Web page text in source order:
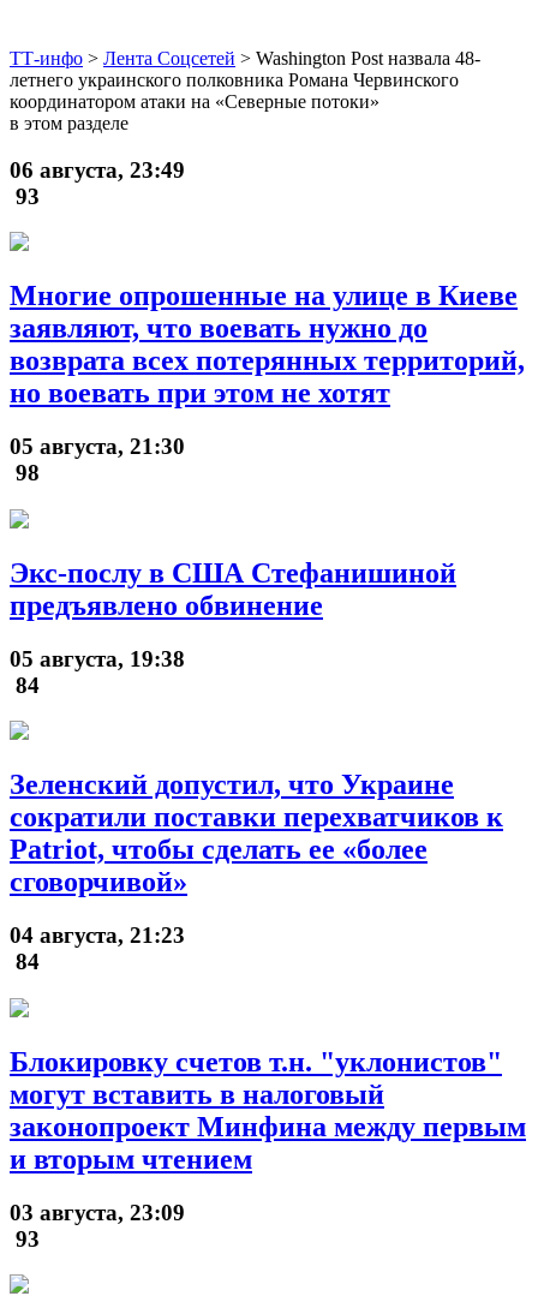
ТТ-инфо > Лента Соцсетей > Washington Post назвала 48-
летнего украинского полковника Романа Червинского
координатором атаки на «Северные потоки»
в этом разделе
06 августа, 23:49
93
Многие опрошенные на улице в Киеве
заявляют, что воевать нужно до
возврата всех потерянных территорий,
но воевать при этом не хотят
05 августа, 21:30
98
Экс-послу в США Стефанишиной
предъявлено обвинение
05 августа, 19:38
84
Зеленский допустил, что Украине
сократили поставки перехватчиков к
Patriot, чтобы сделать ее «более
сговорчивой»
04 августа, 21:23
84
Блокировку счетов т.н. "уклонистов"
могут вставить в налоговый
законопроект Минфина между первым
и вторым чтением
03 августа, 23:09
93